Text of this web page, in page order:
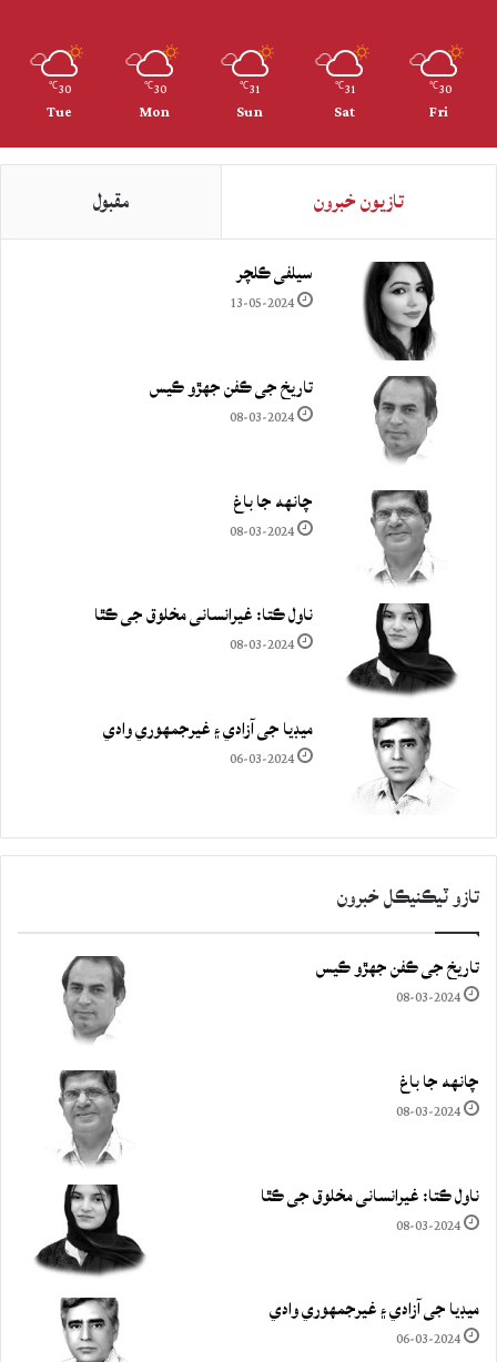
30
℃
Fri
31
℃
Sat
31
℃
Sun
30
℃
Mon
30
℃
Tue
تازيون خبرون مقبول
سيلفي ڪلچر
13-05-2024
تاريخ جي ڪفن جھڙو ڪيس
08-03-2024
چانهه جا باغ
08-03-2024
ناول ڪتا: غيرانساني مخلوق جي ڪٿا
08-03-2024
ميڊيا جي آزادي ۽ غيرجمھوري وادي
06-03-2024
تازو ٽيڪنيڪل خبرون
تاريخ جي ڪفن جھڙو ڪيس
08-03-2024
چانهه جا باغ
08-03-2024
ناول ڪتا: غيرانساني مخلوق جي ڪٿا
08-03-2024
ميڊيا جي آزادي ۽ غيرجمھوري وادي
06-03-2024